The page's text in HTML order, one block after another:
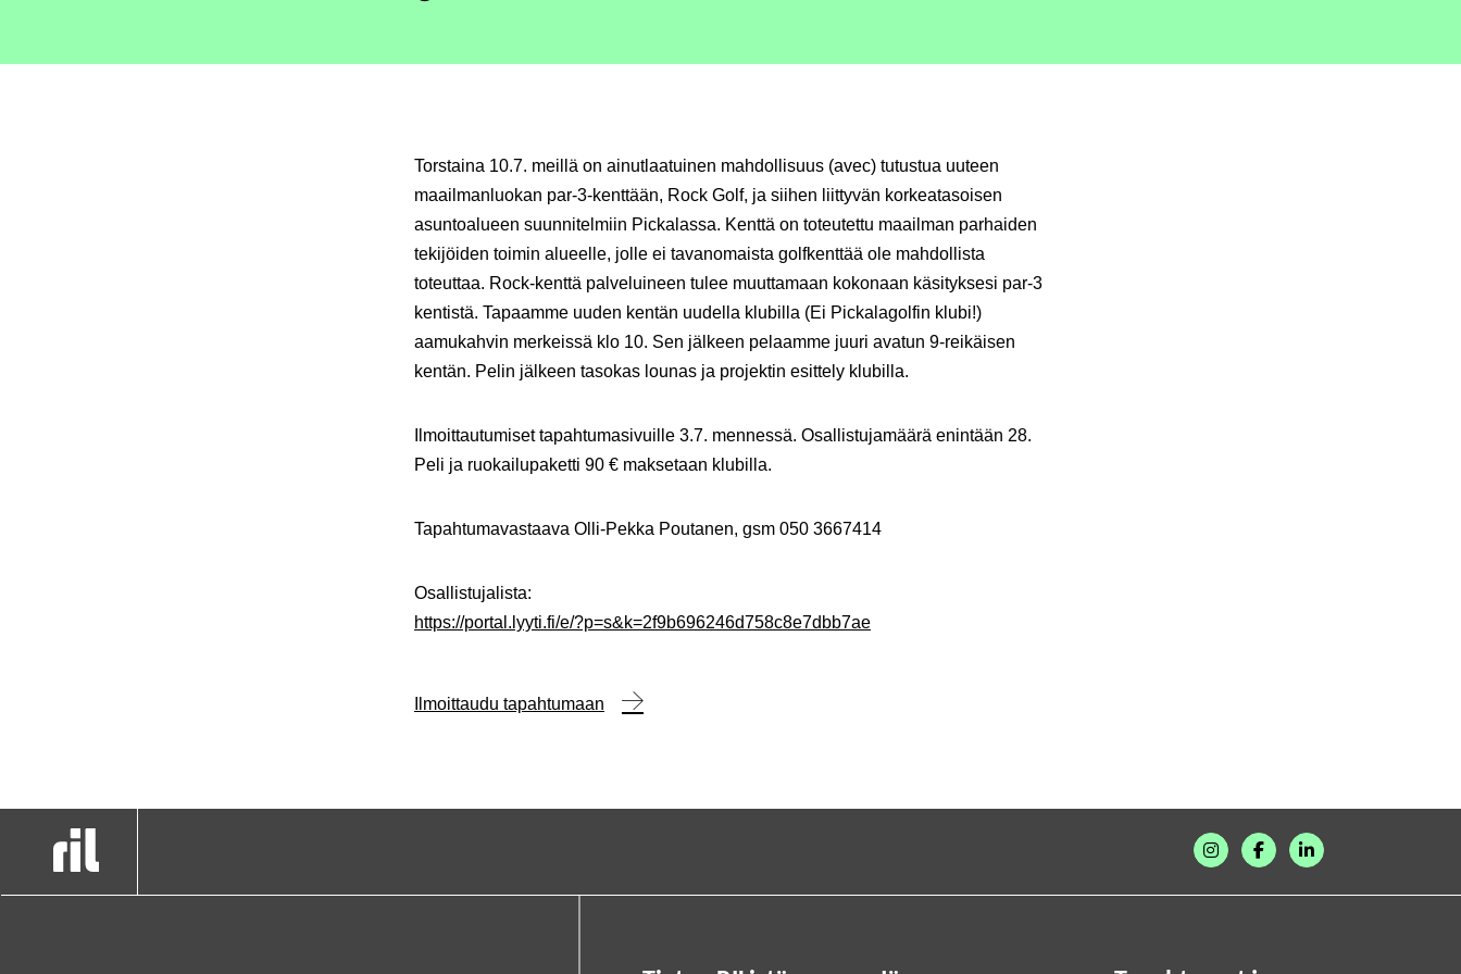
Torstaina 10.7. meillä on ainutlaatuinen mahdollisuus (avec) tutustua uuteen
maailmanluokan par-3-kenttään, Rock Golf, ja siihen liittyvän korkeatasoisen
asuntoalueen suunnitelmiin Pickalassa. Kenttä on toteutettu maailman parhaiden
tekijöiden toimin alueelle, jolle ei tavanomaista golfkenttää ole mahdollista
toteuttaa. Rock-kenttä palveluineen tulee muuttamaan kokonaan käsityksesi par-3
kentistä. Tapaamme uuden kentän uudella klubilla (Ei Pickalagolfin klubi!)
aamukahvin merkeissä klo 10. Sen jälkeen pelaamme juuri avatun 9-reikäisen
kentän. Pelin jälkeen tasokas lounas ja projektin esittely klubilla.
Ilmoittautumiset tapahtumasivuille 3.7. mennessä. Osallistujamäärä enintään 28.
Peli ja ruokailupaketti 90 € maksetaan klubilla.
Tapahtumavastaava Olli-Pekka Poutanen, gsm 050 3667414
Osallistujalista:
https://portal.lyyti.fi/e/?p=s&k=2f9b696246d758c8e7dbb7ae
Ilmoittaudu tapahtumaan